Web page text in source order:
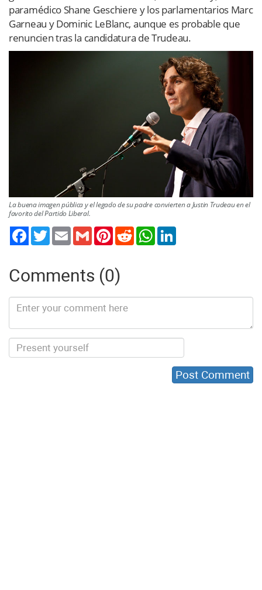
paramédico Shane Geschiere y los parlamentarios Marc
Garneau y Dominic LeBlanc, aunque es probable que
renuncien tras la candidatura de Trudeau.
La buena imagen pública y el legado de su padre convierten a Justin Trudeau en el
favorito del Partido Liberal.
TwitterEmail Gmail PinterestReddit WhatsApp
Comments (0)